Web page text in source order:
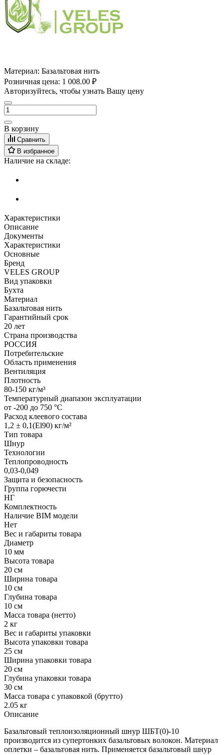
Материал: Базальтовая нить
Розничная цена: 1 008.00 ₽
Авторизуйтесь, чтобы узнать Вашу цену
В корзину
Сравнить
В избранное
Наличие на складе:
Характеристики
Описание
Документы
Характеристики
Основные
Бренд
VELES GROUP
Вид упаковки
Бухта
Материал
Базальтовая нить
Гарантийный срок
20 лет
Страна производства
РОССИЯ
Потребительские
Область применения
Вентиляция
Плотность
80-150 кг/м³
Температурный диапазон эксплуатации
от -200 до 750 °С
Расход клеевого состава
1,2 ± 0,1(El90) кг/м²
Тип товара
Шнур
Технологии
Теплопроводность
0,03-0,049
Защита и безопасность
Группа горючести
НГ
Комплектность
Наличие BIM модели
Нет
Вес и габариты товара
Диаметр
10 мм
Высота товара
20 см
Ширина товара
10 см
Глубина товара
10 см
Масса товара (нетто)
2 кг
Вес и габариты упаковки
Высота упаковки товара
25 см
Ширина упаковки товара
20 см
Глубина упаковки товара
30 см
Масса товара с упаковкой (брутто)
2.05 кг
Описание
Базальтовый теплоизоляционный шнур ШБТ(0)-10
производится из супертонких базальтовых волокон. Материал
оплетки – базальтовая нить. Применяется базальтовый шнур